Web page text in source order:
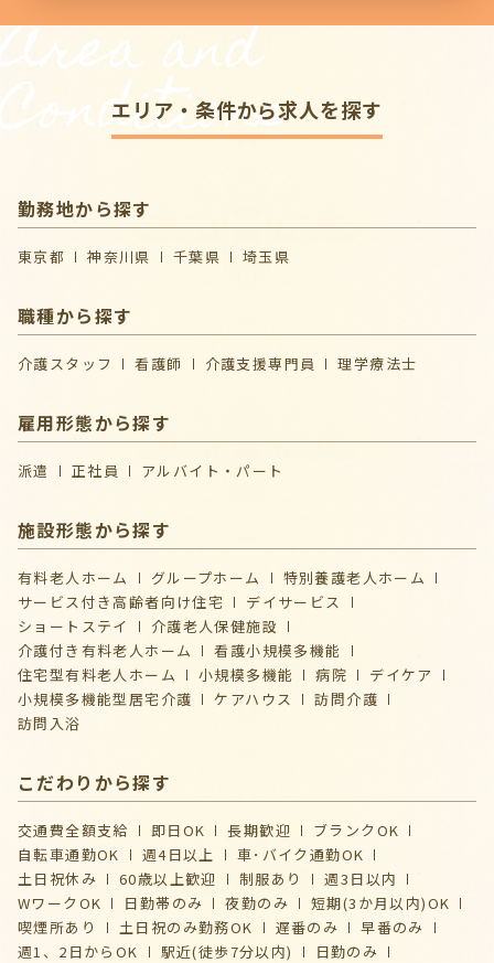
Area and
Conditions
エリア・条件から求人を探す
勤務地から探す
東京都 神奈川県 千葉県 埼玉県
職種から探す
介護スタッフ 看護師 介護支援専門員 理学療法士
雇用形態から探す
派遣 正社員 アルバイト・パート
施設形態から探す
有料老人ホーム グループホーム
特別養護老人ホーム
サービス付き高齢者向け住宅
デイサービス
ショートステイ
介護⽼⼈保健施設
介護付き有料老人ホーム
看護小規模多機能
住宅型有料老人ホーム
小規模多機能 病院
デイケア
⼩規模多機能型居宅介護
ケアハウス
訪問介護
訪問入浴
こだわりから探す
交通費全額支給 即日OK 長期歓迎
ブランクOK
自転車通勤OK
週4日以上
車･バイク通勤OK
土日祝休み
60歳以上歓迎 制服あり
週3日以内
WワークOK
日勤帯のみ 夜勤のみ
短期(3か月以内)OK
喫煙所あり
土日祝のみ勤務OK 遅番のみ
早番のみ
週1、2日からOK
駅近(徒歩7分以内)
日勤のみ